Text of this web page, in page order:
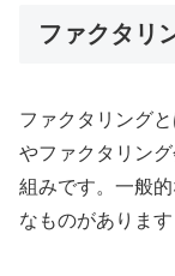
ファクタリ
ファクタリング
やファクタリン
組みです。一般
なものがあります